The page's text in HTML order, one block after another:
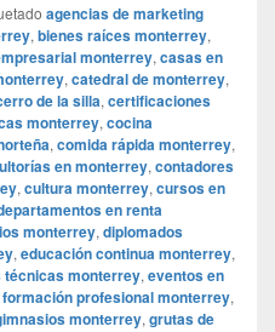
agencias de marketing
, bienes raíces monterrey,
monterrey, casas en
, catedral de monterrey,
de la silla, certificaciones
monterrey, cocina
, comida rápida monterrey,
en monterrey, contadores
, cultura monterrey, cursos en
en renta
monterrey, diplomados
, educación continua monterrey,
técnicas monterrey, eventos en
formación profesional monterrey,
monterrey, grutas de